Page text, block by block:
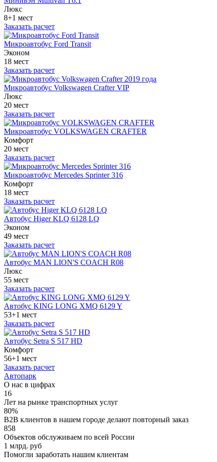
Люкс
8+1 мест
Заказать расчет
Микроавтобус Ford Transit
Эконом
18 мест
Заказать расчет
Микроавтобус Volkswagen Crafter VIP
Люкс
20 мест
Заказать расчет
Микроавтобус VOLKSWAGEN CRAFTER
Комфорт
20 мест
Заказать расчет
Микроавтобус Mercedes Sprinter 316
Комфорт
18 мест
Заказать расчет
Автобус Higer KLQ 6128 LQ
Эконом
49 мест
Заказать расчет
Автобус MAN LION'S COACH R08
Люкс
55 мест
Заказать расчет
Автобус KING LONG XMQ 6129 Y
53+1 мест
Заказать расчет
Автобус Setra S 517 HD
Комфорт
56+1 мест
Заказать расчет
Автопарк
О нас в цифрах
16
Лет на рынке транспортных услуг
80%
B2B клиентов в нашем городе делают повторный заказ
858
Объектов обслуживаем по всей России
1 млрд. руб
Помогли заработать нашим клиентам